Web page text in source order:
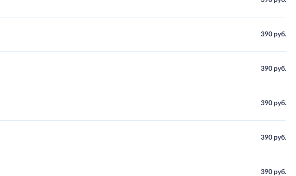
390 руб.
390 руб.
390 руб.
390 руб.
390 руб.